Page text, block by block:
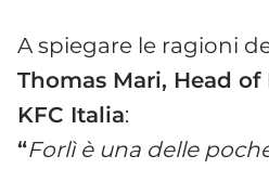
A spiegare le ragioni
Thomas Mari, Head
KFC Italia:
“Forlì è una delle